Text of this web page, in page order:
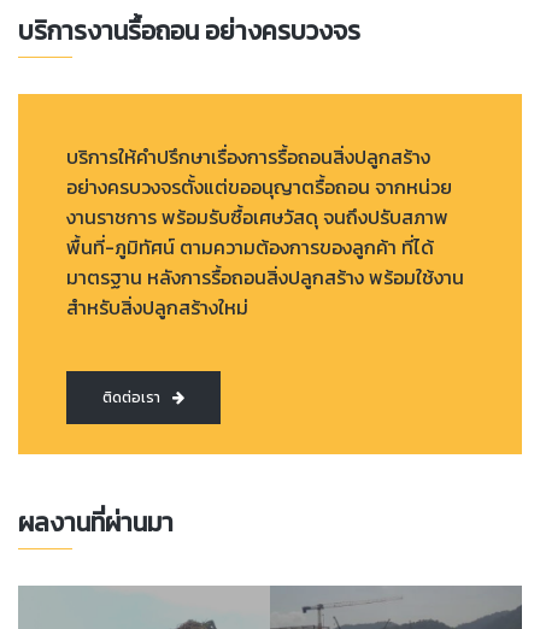
บริการงานรื้อถอน อย่างครบวงจร
บริการให้คำปรึกษาเรื่องการรื้อถอนสิ่งปลูกสร้าง
อย่างครบวงจรตั้งแต่ขออนุญาตรื้อถอน จากหน่วย
งานราชการ พร้อมรับซื้อเศษวัสดุ จนถึงปรับสภาพ
พื้นที่-ภูมิทัศน์ ตามความต้องการของลูกค้า ที่ได้
มาตรฐาน หลังการรื้อถอนสิ่งปลูกสร้าง พร้อมใช้งาน
สำหรับสิ่งปลูกสร้างใหม่
ติดต่อเรา
ผลงานที่ผ่านมา